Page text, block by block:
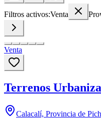
Filtros activos:Venta
Venta
Terrenos
Calacalí, Provincia de